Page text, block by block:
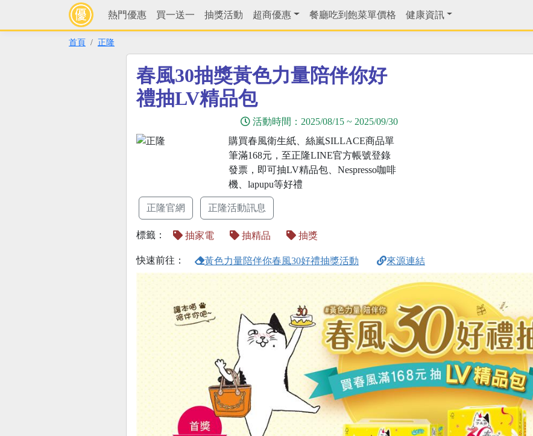
熱門優惠 買一送一 抽獎活動 超商優惠 餐廳吃到飽菜單價格 健康資訊
首頁 正隆
春風30抽獎黃色力量陪伴你好
禮抽LV精品包
活動時間： 2025/08/15 ~ 2025/09/30
購買春風衛生紙、絲嵐SILLACE商品單
筆滿168元，至正隆LINE官方帳號登錄
發票，即可抽LV精品包、Nespresso咖啡
機、lapupu等好禮
正隆官網 正隆活動訊息
標籤： 抽家電 抽精品 抽獎
快速前往： 黃色力量陪伴你春風30好禮抽獎活動 來源連結